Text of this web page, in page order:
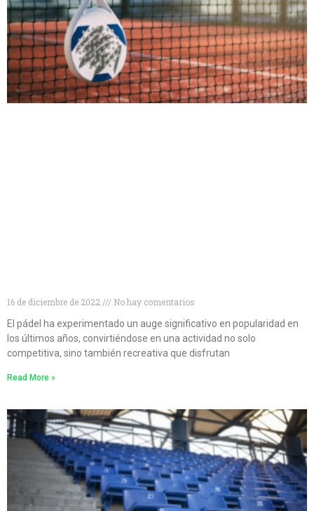
16 de diciembre de 2022
No hay comentarios
El pádel ha experimentado un auge significativo en popularidad en
los últimos años, convirtiéndose en una actividad no solo
competitiva, sino también recreativa que disfrutan
Read More »